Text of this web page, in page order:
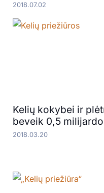
2018.07.02
Kelių kokybei ir
beveik 0,5
2018.03.20